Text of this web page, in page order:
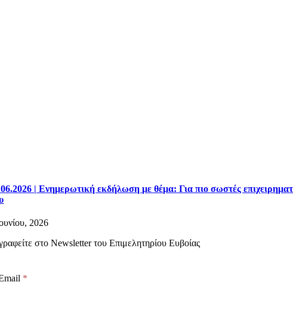
| Ενημερωτική εκδήλωση με θέμα: Για πιο σωστές
2026
στο Newsletter του Επιμελητηρίου Ευβοίας